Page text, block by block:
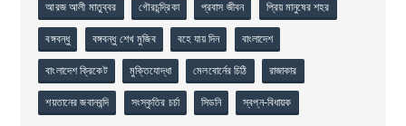
আরজ আলী মাতুব্বর গৌরচন্দ্রিকা প্রবাস জীবন প্রিয় মানুষের শহর
বঙ্গবন্ধু বঙ্গবন্ধু শেখ মুজিব বহে যায় দিন বাংলাদেশ
বাংলাদেশ ক্রিকেট মুক্তিযোদ্ধা মেলবোর্নের চিঠি রাজাকার
শয়তানের জবানবন্দি সংস্কৃতির চর্চা সিডনি স্বপ্ন-বিধায়ক